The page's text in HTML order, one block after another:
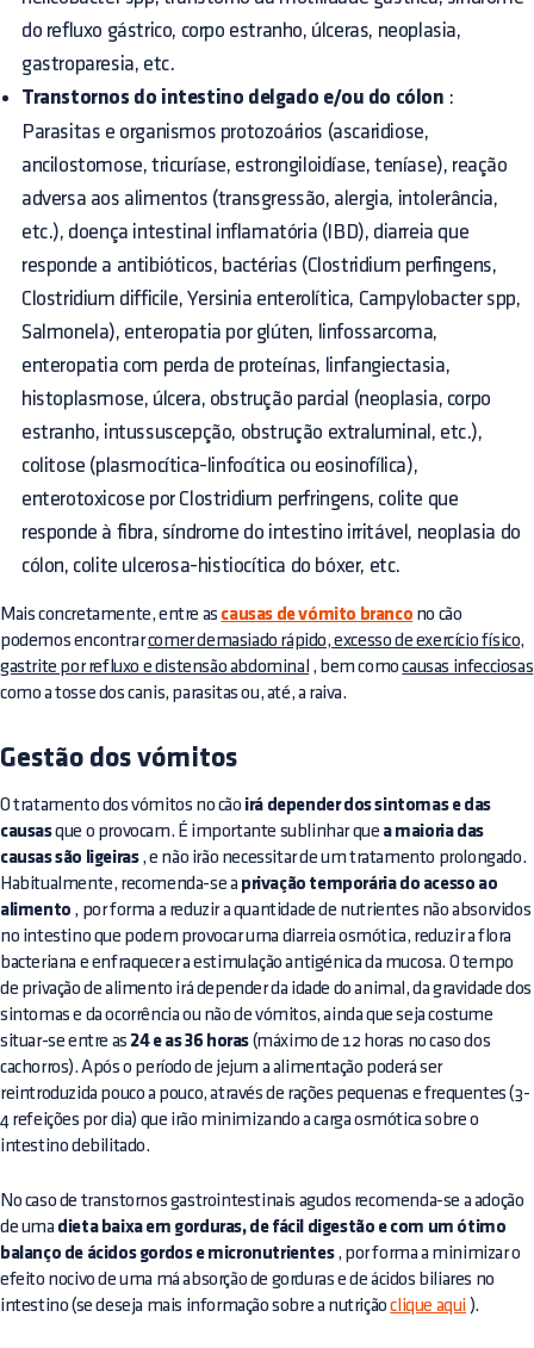
do refluxo gástrico, corpo estranho, úlceras, neoplasia,
gastroparesia, etc.
Transtornos do intestino delgado e/ou do cólon :
Parasitas e organismos protozoários (ascaridiose,
ancilostomose, tricuríase, estrongiloidíase, teníase), reação
adversa aos alimentos (transgressão, alergia, intolerância,
etc.), doença intestinal inflamatória (IBD), diarreia que
responde a antibióticos, bactérias (Clostridium perfingens,
Clostridium difficile, Yersinia enterolítica, Campylobacter spp,
Salmonela), enteropatia por glúten, linfossarcoma,
enteropatia com perda de proteínas, linfangiectasia,
histoplasmose, úlcera, obstrução parcial (neoplasia, corpo
estranho, intussuscepção, obstrução extraluminal, etc.),
colitose (plasmocítica-linfocítica ou eosinofílica),
enterotoxicose por Clostridium perfringens, colite que
responde à fibra, síndrome do intestino irritável, neoplasia do
cólon, colite ulcerosa-histiocítica do bóxer, etc.
Mais concretamente, entre as causas de vómito branco no cão
podemos encontrarcomer demasiado rápido, excesso de exercício físico,
gastrite por refluxo e distensão abdominal , bem comocausas infecciosas
como a tosse dos canis, parasitas ou, até, a raiva.
Gestão dos vómitos
O tratamento dos vómitos no cão irá depender dos sintomas e das
causasque o provocam. É importante sublinhar que a maioria das
causas são ligeiras, e não irão necessitar de um tratamento prolongado.
Habitualmente, recomenda-se a privação temporária do acesso ao
alimento , por forma a reduzir a quantidade de nutrientes não absorvidos
no intestino que podem provocar uma diarreia osmótica, reduzir a flora
bacteriana e enfraquecer a estimulação antigénica da mucosa. O tempo
de privação de alimento irá depender da idade do animal, da gravidade dos
sintomas e da ocorrência ou não de vómitos, ainda que seja costume
situar-se entre as 24 e as 36 horas (máximo de 12 horas no caso dos
cachorros). Após o período de jejum a alimentação poderá ser
reintroduzida pouco a pouco, através de rações pequenas e frequentes (3-
4 refeições por dia) que irão minimizando a carga osmótica sobre o
intestino debilitado.
No caso de transtornos gastrointestinais agudos recomenda-se a adoção
de uma dieta baixa em gorduras, de fácil digestão e com um ótimo
balanço de ácidos gordos e micronutrientes, por forma a minimizar o
efeito nocivo de uma má absorção de gorduras e de ácidos biliares no
intestino (se deseja mais informação sobre a nutriçãoclique aqui ).